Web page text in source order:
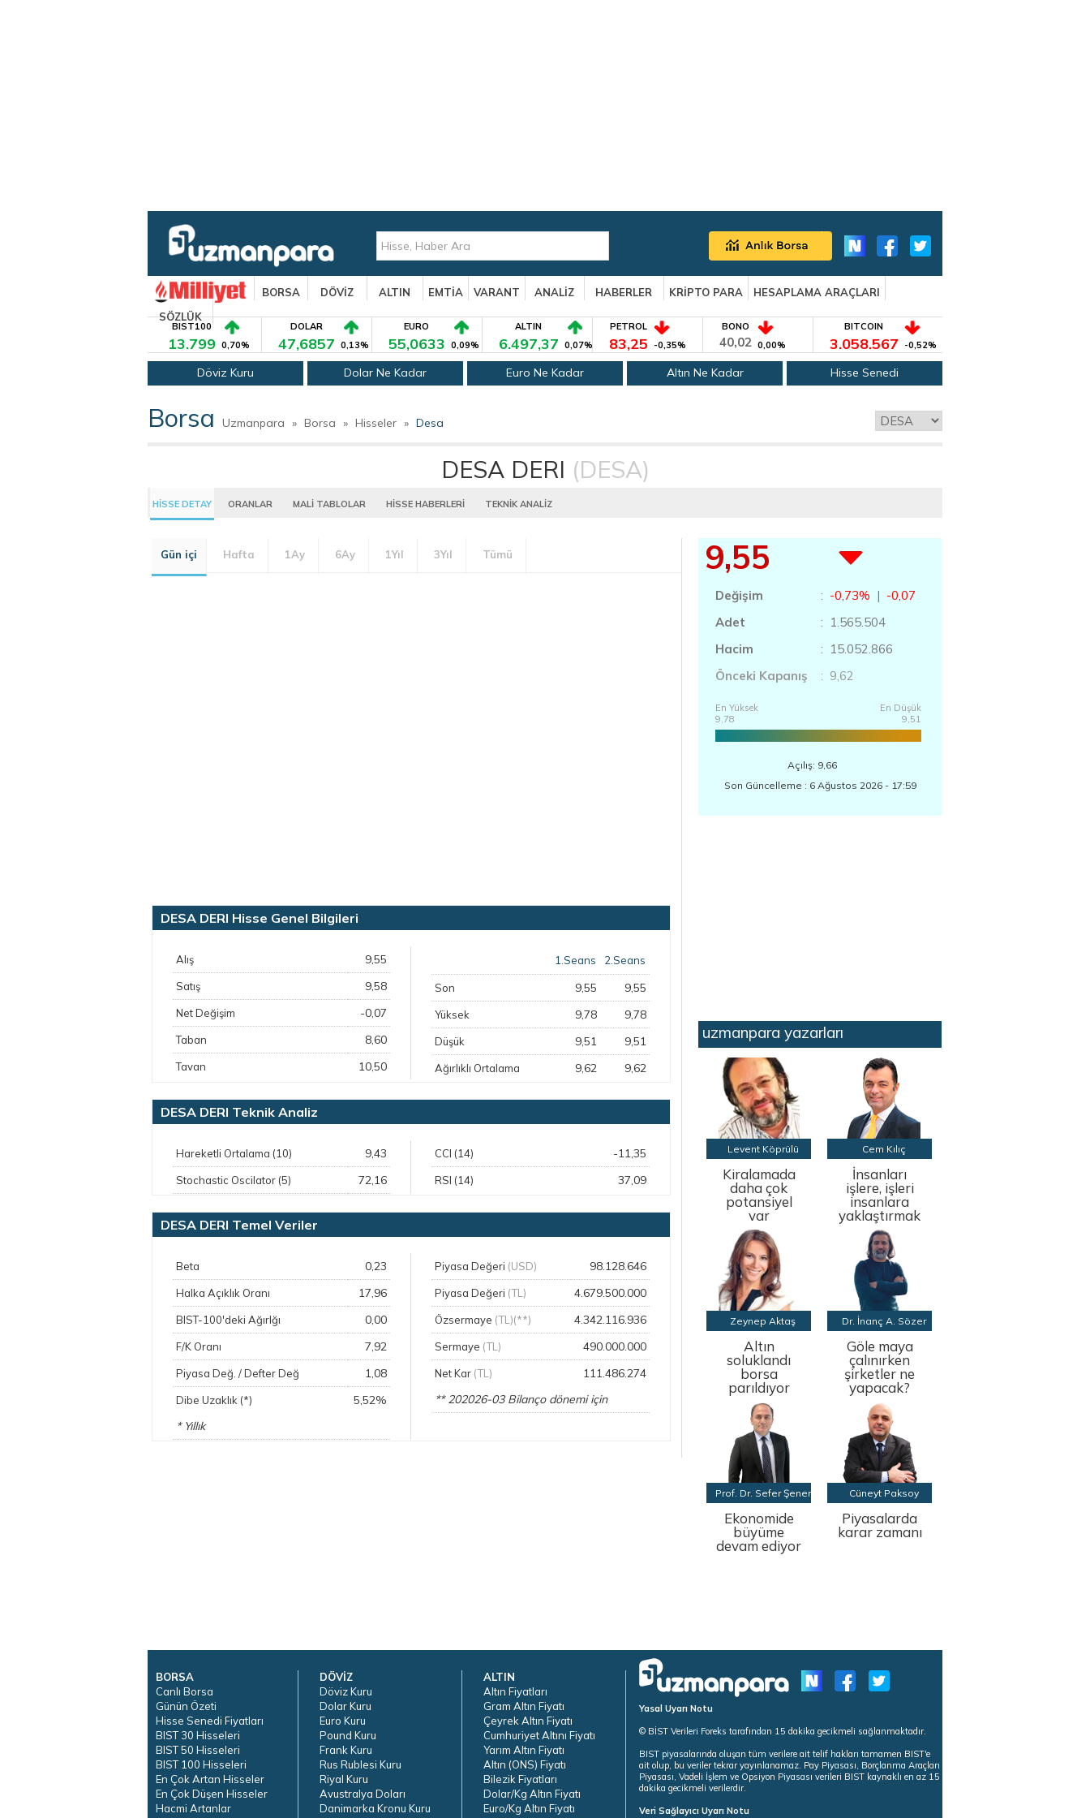
BORSA DÖVİZ ALTIN EMTİA VARANT ANALİZ HABERLER KRİPTO PARA
HESAPLAMA ARAÇLARI
SÖZLÜK
BIST100
13.799 0,70%
DOLAR
47,6857 0,13%
EURO
55,0633 0,09%
ALTIN
6.497,37 0,07%
PETROL
83,25 -0,35%
BONO
40,02 0,00%
BITCOIN
3.058.567 -0,52%
Döviz Kuru Dolar Ne Kadar Euro Ne Kadar Altın Ne Kadar Hisse Senedi
Borsa Uzmanpara » Borsa » Hisseler » Desa
DESA DERI (DESA)
HİSSE DETAY ORANLAR MALİ TABLOLAR HİSSE HABERLERİ TEKNİK ANALİZ
Gün içi Hafta 1Ay 6Ay 1Yıl 3Yıl Tümü
DESA DERI Hisse Genel Bilgileri
Alış 9,55
Satış 9,58
Net Değişim -0,07
Taban 8,60
Tavan 10,50
1.Seans 2.Seans
Son 9,55 9,55
Yüksek 9,78 9,78
Düşük 9,51 9,51
Ağırlıklı Ortalama 9,62 9,62
DESA DERI Teknik Analiz
Hareketli Ortalama (10) 9,43
Stochastic Oscilator (5) 72,16
CCI (14) -11,35
RSI (14) 37,09
DESA DERI Temel Veriler
Beta 0,23
Halka Açıklık Oranı 17,96
BIST-100'deki Ağırlğı 0,00
F/K Oranı 7,92
Piyasa Değ. / Defter Değ 1,08
Dibe Uzaklık (*)
5,52%
* Yıllık
Piyasa Değeri (USD) 98.128.646
Piyasa Değeri (TL) 4.679.500.000
Özsermaye (TL)(**) 4.342.116.936
Sermaye (TL) 490.000.000
Net Kar (TL)
111.486.274
** 202026-03 Bilanço dönemi için
9,55
Değişim : -0,73% | -0,07
Adet
: 1.565.504
Hacim
: 15.052.866
Önceki Kapanış
: 9,62
En Yüksek
9,78
En Düşük
9,51
Açılış: 9,66
Son Güncelleme : 6 Ağustos 2026 - 17:59
uzmanpara yazarları
Levent Köprülü
Kiralamada
daha çok
potansiyel
var
Cem Kılıç
İnsanları
işlere, işleri
insanlara
yaklaştırmak
Zeynep Aktaş
Altın
soluklandı
borsa
parıldıyor
Dr. İnanç A. Sözer
Göle maya
çalınırken
şirketler ne
yapacak?
Prof. Dr. Sefer Şener
Ekonomide
büyüme
devam ediyor
Cüneyt Paksoy
Piyasalarda
karar zamanı
BORSA
Canlı Borsa
Günün Özeti
Hisse Senedi Fiyatları
BIST 30 Hisseleri
BIST 50 Hisseleri
BIST 100 Hisseleri
En Çok Artan Hisseler
En Çok Düşen Hisseler
Hacmi Artanlar
DÖVİZ
Döviz Kuru
Dolar Kuru
Euro Kuru
Pound Kuru
Frank Kuru
Rus Rublesi Kuru
Riyal Kuru
Avustralya Doları
Danimarka Kronu Kuru
ALTIN
Altın Fiyatları
Gram Altın Fiyatı
Çeyrek Altın Fiyatı
Cumhuriyet Altını Fiyatı
Yarım Altın Fiyatı
Altın (ONS) Fiyatı
Bilezik Fiyatları
Dolar/Kg Altın Fiyatı
Euro/Kg Altın Fiyatı
Yasal Uyarı Notu
© BİST Verileri Foreks tarafından 15 dakika gecikmeli sağlanmaktadır.
BIST piyasalarında oluşan tüm verilere ait telif hakları tamamen BIST'e
ait olup, bu veriler tekrar yayınlanamaz. Pay Piyasası, Borçlanma Araçları
Piyasası, Vadeli İşlem ve Opsiyon Piyasası verileri BIST kaynaklı en az 15
dakika gecikmeli verilerdir.
Veri Sağlayıcı Uyarı Notu